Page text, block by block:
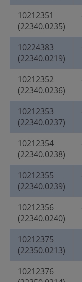
10212351
(22340.0235)
10224383
(22340.0219)
10212352
(22340.0236)
10212353
(22340.0237)
10212354
(22340.0238)
10212355
(22340.0239)
10212356
(22340.0240)
10212375
(22350.0213)
10212376